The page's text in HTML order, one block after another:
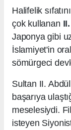
Halifelik
çok kullanan
Japonya gibi
İslamiyet'in
sömürgeci
Sultan II.
başarıya
meselesiydi.
isteyen